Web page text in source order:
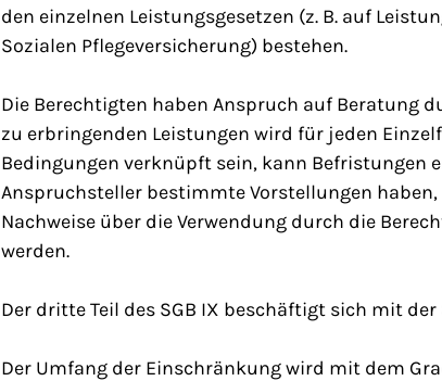
den einzelnen Leistungsgesetzen (z. B. auf
Sozialen Pflegeversicherung) bestehen.
Die Berechtigten haben Anspruch auf Beratung
zu erbringenden Leistungen wird für jeden
Bedingungen verknüpft sein, kann Befristungen
Anspruchsteller bestimmte Vorstellungen
Nachweise über die Verwendung durch die
werden.
Der dritte Teil des SGB IX beschäftigt sich mit
Der Umfang der Einschränkung wird mit dem